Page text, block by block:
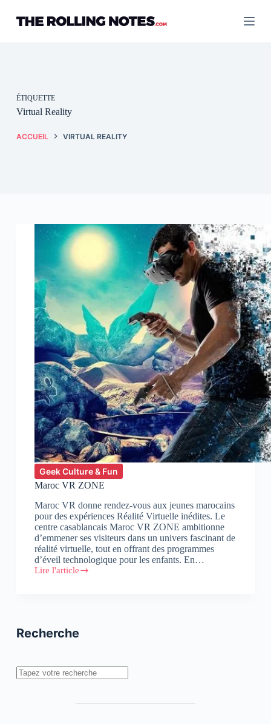
contenu
ÉTIQUETTE
Virtual Reality
ACCUEIL VIRTUAL REALITY
Geek Culture & Fun
Maroc VR ZONE
Maroc VR donne rendez-vous aux jeunes marocains
pour des expériences Réalité Virtuelle inédites. Le
centre casablancais Maroc VR ZONE ambitionne
d’emmener ses visiteurs dans un univers fascinant de
réalité virtuelle, tout en offrant des programmes
d’éveil technologique pour les enfants. En…
Lire l'article
Maroc
Recherche
Rechercher